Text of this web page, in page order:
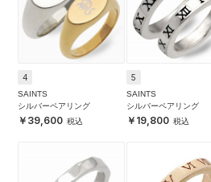
4
SAINTS
シルバーペアリング
39,600
5
SAINTS
シルバーペアリング
19,800